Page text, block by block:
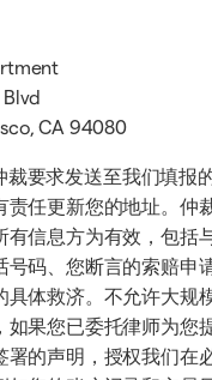
CA 94080
裁要求发送至我们填报
责任更新您的地址。仲
有信息方为有效，包括
号码、您断言的索赔申
具体救济。不允许大规
如果您已委托律师为您
署的声明，授权我们在